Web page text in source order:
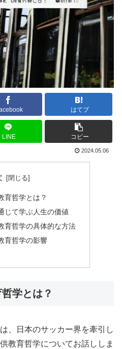
はてブ
LINE コピー
2024.05.06
育哲学とは？
じて学ぶ人生の価値
育哲学の具体的な方法
育哲学の影響
学とは？
、日本のサッカー界を牽引し
教育哲学についてお話ししま